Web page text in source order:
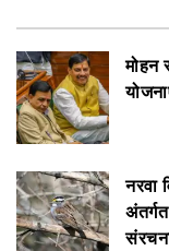
मोहन
नरवा